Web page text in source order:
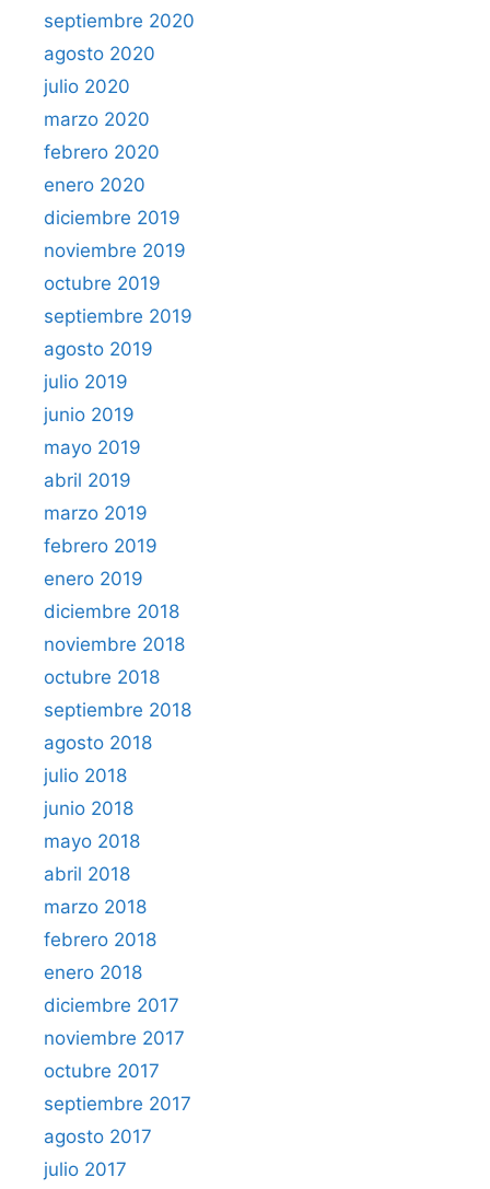
septiembre 2020
agosto 2020
julio 2020
marzo 2020
febrero 2020
enero 2020
diciembre 2019
noviembre 2019
octubre 2019
septiembre 2019
agosto 2019
julio 2019
junio 2019
mayo 2019
abril 2019
marzo 2019
febrero 2019
enero 2019
diciembre 2018
noviembre 2018
octubre 2018
septiembre 2018
agosto 2018
julio 2018
junio 2018
mayo 2018
abril 2018
marzo 2018
febrero 2018
enero 2018
diciembre 2017
noviembre 2017
octubre 2017
septiembre 2017
agosto 2017
julio 2017